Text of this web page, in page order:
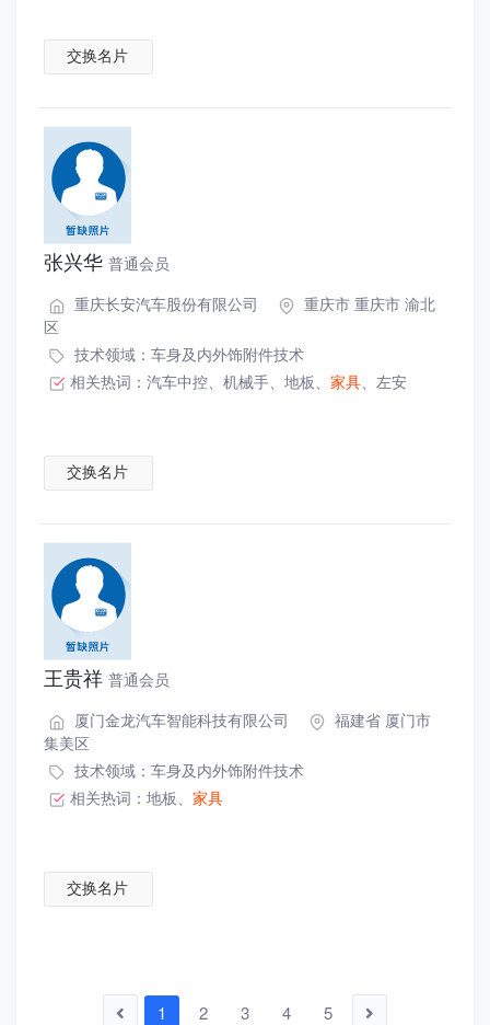
交换名片
张兴华 普通会员
重庆长安汽车股份有限公司
重庆市 重庆市 渝北
区
技术领域： 车身及内外饰附件技术
相关热词： 汽车中控、 机械手、 地板 、 家具、 左安
交换名片
王贵祥 普通会员
厦门金龙汽车智能科技有限公司
福建省 厦门市
集美区
技术领域： 车身及内外饰附件技术
相关热词： 地板 、 家具
交换名片
1 2 3 4 5